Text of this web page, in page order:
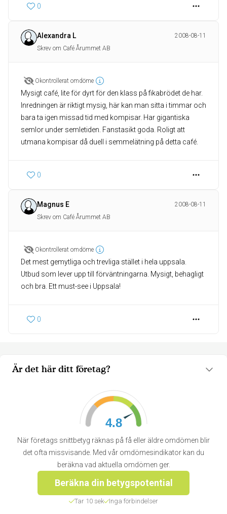
Är det här ditt företag?
4.8
När företags snittbetyg räknas på få eller äldre omdömen blir
det ofta missvisande. Med vår omdömesindikator kan du
beräkna vad aktuella omdömen ger.
Beräkna din betygspotential
Tar 10 sek Inga förbindelser
0
Alexandra L
2008-08-11
Skrev om Café Årummet AB
Okontrollerat omdöme
Mysigt café, lite för dyrt för den klass på fikabrödet de har.
Inredningen är riktigt mysig, här kan man sitta i timmar och
bara ta igen missad tid med kompisar. Har gigantiska
semlor under semletiden. Fanstasikt goda. Roligt att
utmana kompisar då duell i semmelätning på detta café.
0
Magnus E
2008-08-11
Skrev om Café Årummet AB
Okontrollerat omdöme
Det mest gemytliga och trevliga stället i hela uppsala.
Utbud som lever upp till förväntningarna. Mysigt, behagligt
och bra. Ett must-see i Uppsala!
0